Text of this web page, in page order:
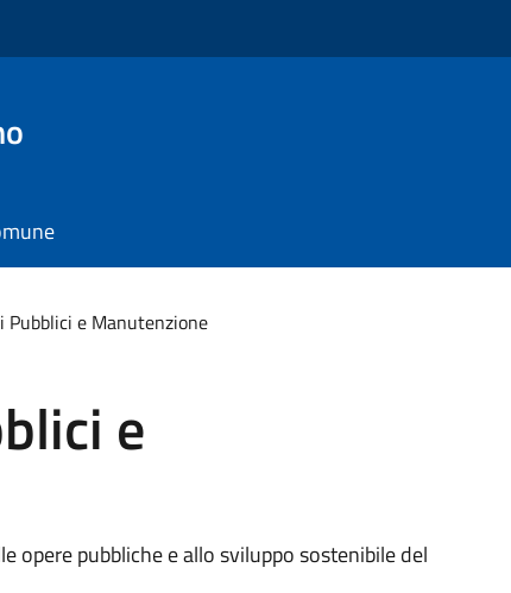
Pubblici e Manutenzione
e
opere pubbliche e allo sviluppo sostenibile del